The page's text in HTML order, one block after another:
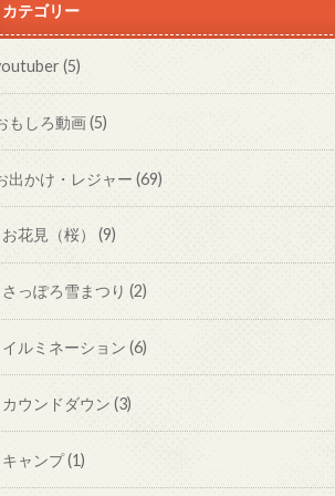
カテゴリー
(5)
もしろ動画 (5)
出かけ・レジャー (69)
お花見（桜） (9)
さっぽろ雪まつり (2)
イルミネーション (6)
カウンドダウン (3)
キャンプ (1)